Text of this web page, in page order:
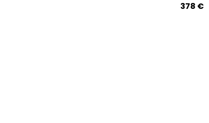
378 €